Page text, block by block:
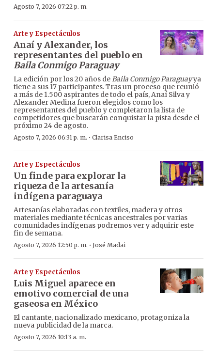
Agosto 7, 2026 07:22 p. m.
Arte y Espectáculos
Anaí y Alexander, los
representantes del pueblo en
Baila Conmigo Paraguay
La edición por los 20 años deBaila Conmigo Paraguayya
tiene a sus 17 participantes. Tras un proceso que reunió
a más de 1.500 aspirantes de todo el país, Anaí Silva y
Alexander Medina fueron elegidos como los
representantes del pueblo y completaron la lista de
competidores que buscarán conquistar la pista desde el
próximo 24 de agosto.
Agosto 7, 2026 06:31 p. m. · Clarisa Enciso
Arte y Espectáculos
Un finde para explorar la
riqueza de la artesanía
indígena paraguaya
Artesanías elaboradas con textiles, madera y otros
materiales mediante técnicas ancestrales por varias
comunidades indígenas podremos ver y adquirir este
fin de semana.
Agosto 7, 2026 12:50 p. m. · José Madai
Arte y Espectáculos
Luis Miguel aparece en
emotivo comercial de una
gaseosa en México
El cantante, nacionalizado mexicano, protagoniza la
nueva publicidad de la marca.
Agosto 7, 2026 10:13 a. m.